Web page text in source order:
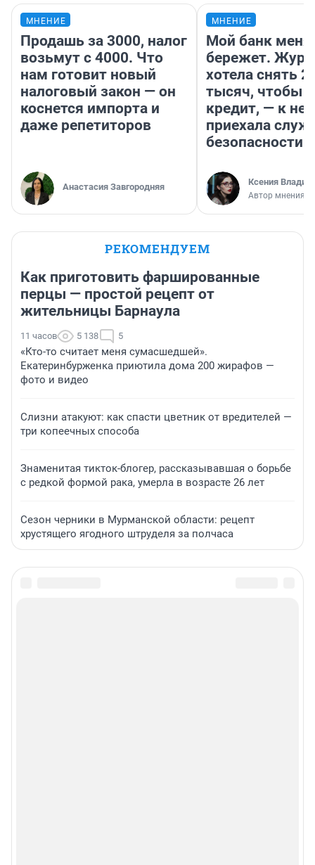
МНЕНИЕ
Продашь за 3000, налог
возьмут с 4000. Что
нам готовит новый
налоговый закон — он
коснется импорта и
даже репетиторов
Анастасия Завгородняя
МНЕНИЕ
Мой банк меня
бережет.
хотела снять
тысяч, чтобы
кредит, — к
приехала
безопасности
Ксения
Автор мнения
РЕКОМЕНДУЕМ
Как приготовить фаршированные
перцы — простой рецепт от
жительницы Барнаула
11 часов 5 138 5
«Кто-то считает меня сумасшедшей».
Екатеринбурженка приютила дома 200 жирафов —
фото и видео
Слизни атакуют: как спасти цветник от вредителей —
три копеечных способа
Знаменитая тикток-блогер, рассказывавшая о борьбе
с редкой формой рака, умерла в возрасте 26 лет
Сезон черники в Мурманской области: рецепт
хрустящего ягодного штруделя за полчаса